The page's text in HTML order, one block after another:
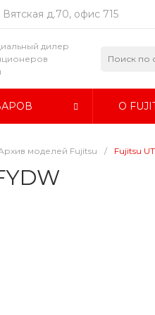
д.70, офис 715
дилер
О
моделей Fujitsu / Fujitsu